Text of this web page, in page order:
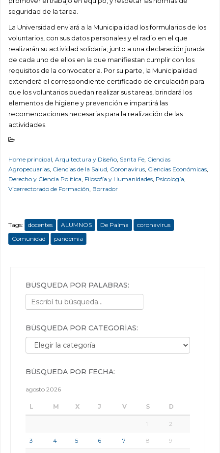
seguridad de la tarea.
La Universidad enviará a la Municipalidad los formularios de los
voluntarios, con sus datos personales y el radio en el que
realizarán su actividad solidaria; junto a una declaración jurada
de cada uno de ellos en la que manifiestan cumplir con los
requisitos de la convocatoria. Por su parte, la Municipalidad
extenderá el correspondiente certificado de circulación para
que los voluntarios puedan realizar sus tareas, brindará los
elementos de higiene y prevención e impartirá las
recomendaciones necesarias para la realización de las
actividades.
Home principal, Arquitectura y Diseño, Santa Fe, Ciencias
Agropecuarias, Ciencias de la Salud, Coronavirus, Ciencias Económicas,
Derecho y Ciencia Política, Filosofía y Humanidades, Psicología,
Vicerrectorado de Formación, Borrador
Tags: docentes ALUMNOS De Palma
coronavirus
Comunidad
pandemia
BÚSQUEDA POR PALABRAS:
BÚSQUEDA POR CATEGORÍAS:
Búsqueda por categorías:
BÚSQUEDA POR FECHA:
agosto 2026
L M X J V S D
1 2
3 4 5 6 7 8 9